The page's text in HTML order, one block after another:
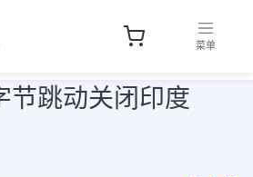
菜单
节跳动关闭印度